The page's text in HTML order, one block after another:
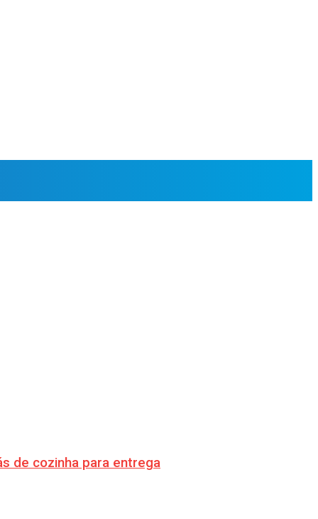
de cozinha para entrega